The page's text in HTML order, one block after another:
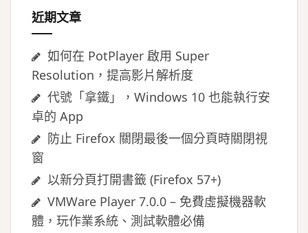
近期文章
如何在 PotPlayer 啟用 Super
Resolution，提高影片解析度
代號「拿鐵」，Windows 10 也能執行安
卓的 App
防止 Firefox 關閉最後一個分頁時關閉視
窗
以新分頁打開書籤 (Firefox 57+)
VMWare Player 7.0.0 – 免費虛擬機器軟
體，玩作業系統、測試軟體必備